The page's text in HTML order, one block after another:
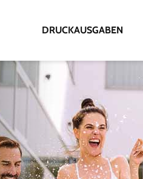
DRUCKAUSGABEN